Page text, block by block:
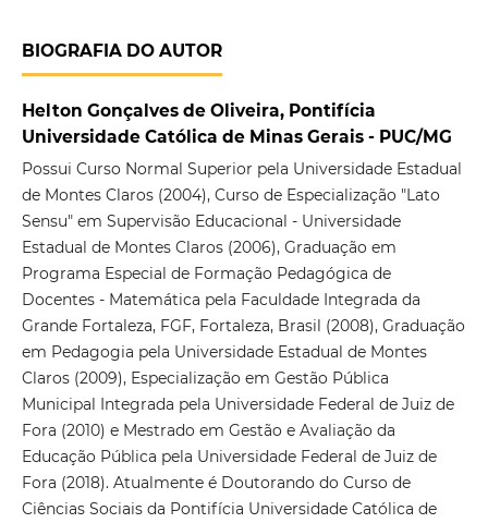
BIOGRAFIA DO AUTOR
Helton Gonçalves de Oliveira, Pontifícia
Universidade Católica de Minas Gerais - PUC/MG
Possui Curso Normal Superior pela Universidade Estadual
de Montes Claros (2004), Curso de Especialização "Lato
Sensu" em Supervisão Educacional - Universidade
Estadual de Montes Claros (2006), Graduação em
Programa Especial de Formação Pedagógica de
Docentes - Matemática pela Faculdade Integrada da
Grande Fortaleza, FGF, Fortaleza, Brasil (2008), Graduação
em Pedagogia pela Universidade Estadual de Montes
Claros (2009), Especialização em Gestão Pública
Municipal Integrada pela Universidade Federal de Juiz de
Fora (2010) e Mestrado em Gestão e Avaliação da
Educação Pública pela Universidade Federal de Juiz de
Fora (2018). Atualmente é Doutorando do Curso de
Ciências Sociais da Pontifícia Universidade Católica de